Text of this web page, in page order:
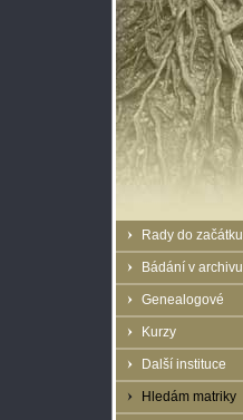
Rady do začátku
Bádání v archivu
Genealogové
Kurzy
Další instituce
Hledám matriky